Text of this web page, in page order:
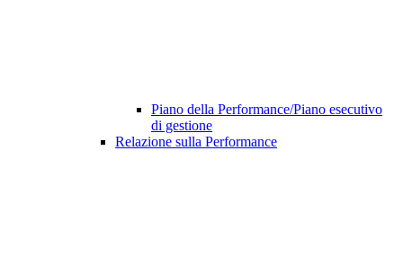
Piano della Performance/Piano esecutivo
di gestione
Relazione sulla Performance